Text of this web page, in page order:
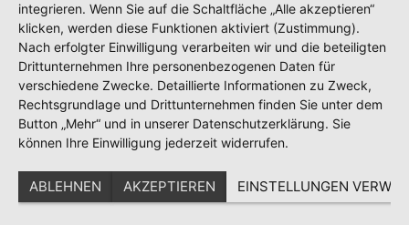
integrieren. Wenn Sie auf die Schaltfläche „Alle akzeptieren“
klicken, werden diese Funktionen aktiviert (Zustimmung).
Nach erfolgter Einwilligung verarbeiten wir und die beteiligten
Drittunternehmen Ihre personenbezogenen Daten für
verschiedene Zwecke. Detaillierte Informationen zu Zweck,
Rechtsgrundlage und Drittunternehmen finden Sie unter dem
Button „Mehr“ und in unserer Datenschutzerklärung. Sie
können Ihre Einwilligung jederzeit widerrufen.
ABLEHNEN AKZEPTIEREN EINSTELLUNGEN